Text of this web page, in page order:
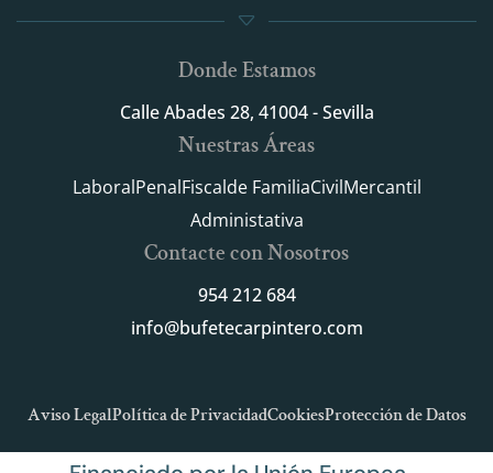
Donde Estamos
Calle Abades 28, 41004 - Sevilla
Nuestras Áreas
LaboralPenalFiscalde FamiliaCivilMercantil
Administativa
Contacte con Nosotros
954 212 684
info@bufetecarpintero.com
Aviso LegalPolítica de PrivacidadCookiesProtección de Datos